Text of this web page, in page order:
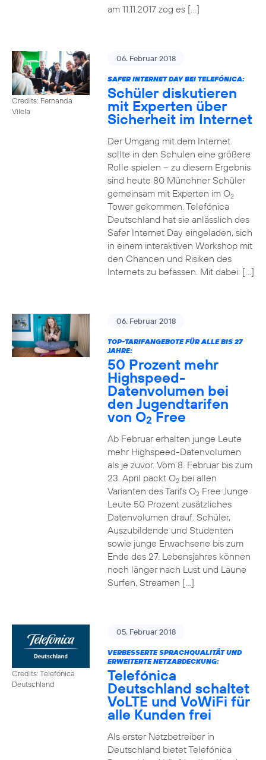
am 11.11.2017 zog es […]
Credits: Fernanda
Vilela
06. Februar 2018
SAFER INTERNET DAY BEI TELEFÓNICA:
Schüler diskutieren
mit Experten über
Sicherheit im Internet
Der Umgang mit dem Internet
sollte in den Schulen eine größere
Rolle spielen – zu diesem Ergebnis
sind heute 80 Münchner Schüler
gemeinsam mit Experten im O2
Tower gekommen. Telefónica
Deutschland hat sie anlässlich des
Safer Internet Day eingeladen, sich
in einem interaktiven Workshop mit
den Chancen und Risiken des
Internets zu befassen. Mit dabei: […]
06. Februar 2018
TOP-TARIFANGEBOTE FÜR ALLE BIS 27
JAHRE:
50 Prozent mehr
Highspeed-
Datenvolumen bei
den Jugendtarifen
von O2Free
Ab Februar erhalten junge Leute
mehr Highspeed-Datenvolumen
als je zuvor. Vom 8. Februar bis zum
23. April packt O2bei allen
Varianten des Tarifs O2Free Junge
Leute 50 Prozent zusätzliches
Datenvolumen drauf. Schüler,
Auszubildende und Studenten
sowie junge Erwachsene bis zum
Ende des 27. Lebensjahres können
noch länger nach Lust und Laune
Surfen, Streamen […]
Credits: Telefónica
Deutschland
05. Februar 2018
VERBESSERTE SPRACHQUALITÄT UND
ERWEITERTE NETZABDECKUNG:
Telefónica
Deutschland schaltet
VoLTE und VoWiFi für
alle Kunden frei
Als erster Netzbetreiber in
Deutschland bietet Telefónica